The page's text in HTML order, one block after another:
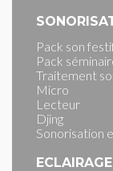
Pack son
Pack
Traitement
Micro
Lecteur
Djing
Sonorisation